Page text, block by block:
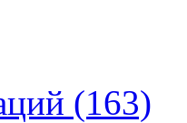
(163)